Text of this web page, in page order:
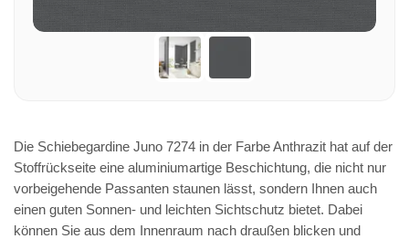
Die Schiebegardine Juno 7274 in der Farbe Anthrazit hat auf der
Stoffrückseite eine aluminiumartige Beschichtung, die nicht nur
vorbeigehende Passanten staunen lässt, sondern Ihnen auch
einen guten Sonnen- und leichten Sichtschutz bietet. Dabei
können Sie aus dem Innenraum nach draußen blicken und